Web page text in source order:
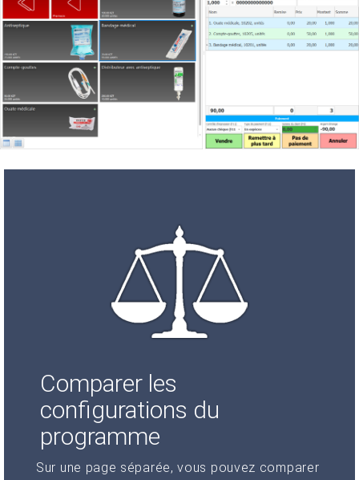
Comparer les
configurations du
programme
Sur une page séparée, vous pouvez comparer